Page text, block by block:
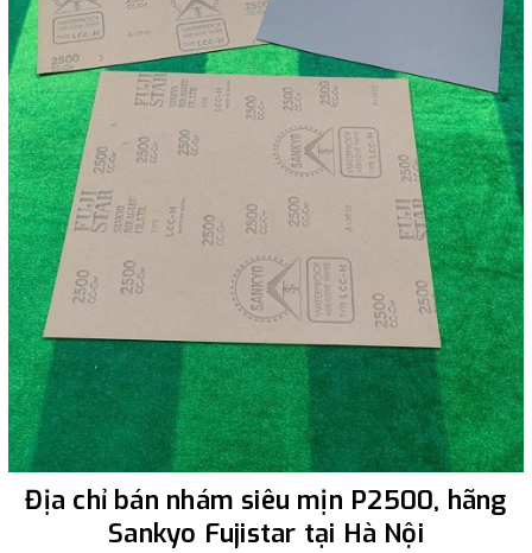
Địa chỉ bán nhám siêu mịn P2500, hãng
Sankyo Fujistar tại Hà Nội